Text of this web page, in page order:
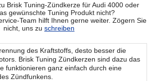
Brisk Tuning-Zündkerze für Audi 4000 oder
gewünschte Tuning Produkt nicht?
Team hilft Ihnen gerne weiter. Zögern Sie
nicht, uns zu schreiben
des Kraftstoffs, desto besser die
Brisk Tuning Zündkerzen sind dazu das
funktionieren ganz einfach durch eine
Zündfunkens.